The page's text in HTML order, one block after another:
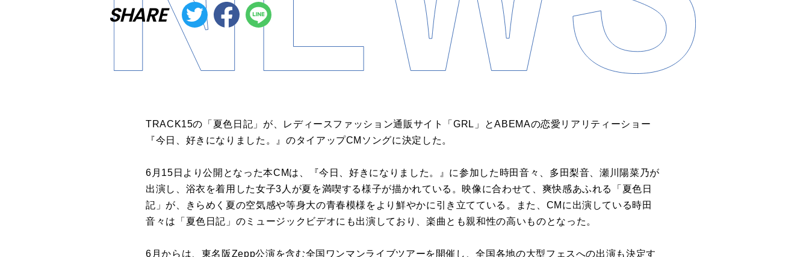
SHARE
TRACK15の「夏色日記」が、レディースファッション通販サイト「GRL」とABEMAの恋愛リアリティーショー
『今日、好きになりました。』のタイアップCMソングに決定した。
6月15日より公開となった本CMは、『今日、好きになりました。』に参加した時田音々、多田梨音、瀬川陽菜乃が
出演し、浴衣を着用した女子3人が夏を満喫する様子が描かれている。映像に合わせて、爽快感あふれる「夏色日
記」が、きらめく夏の空気感や等身大の青春模様をより鮮やかに引き立てている。また、CMに出演している時田
音々は「夏色日記」のミュージックビデオにも出演しており、楽曲とも親和性の高いものとなった。
6月からは、東名阪Zepp公演を含む全国ワンマンライブツアーを開催し、全国各地の大型フェスへの出演も決定す